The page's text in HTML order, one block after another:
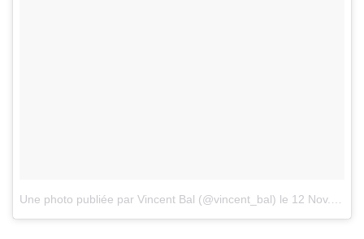
Une photo publiée par Vincent Bal (@vincent_bal) le 12 Nov. 2016 à 0h50 PST